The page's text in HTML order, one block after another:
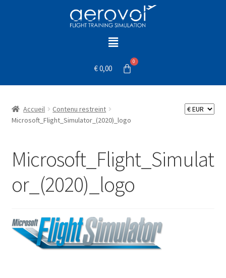
€0,00
Accueil
Contenu restreint
Microsoft_Flight_Simulator_(2020)_logo
Microsoft_Flight_Simulat
or_(2020)_logo